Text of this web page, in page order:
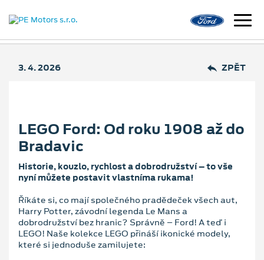
3. 4. 2026 ZPĚT
LEGO Ford: Od roku 1908 až do
Bradavic
Historie, kouzlo, rychlost a dobrodružství – to vše
nyní můžete postavit vlastníma rukama!
Říkáte si, co mají společného pradědeček všech aut,
Harry Potter, závodní legenda Le Mans a
dobrodružství bez hranic? Správně – Ford! A teď i
LEGO! Naše kolekce LEGO přináší ikonické modely,
které si jednoduše zamilujete: